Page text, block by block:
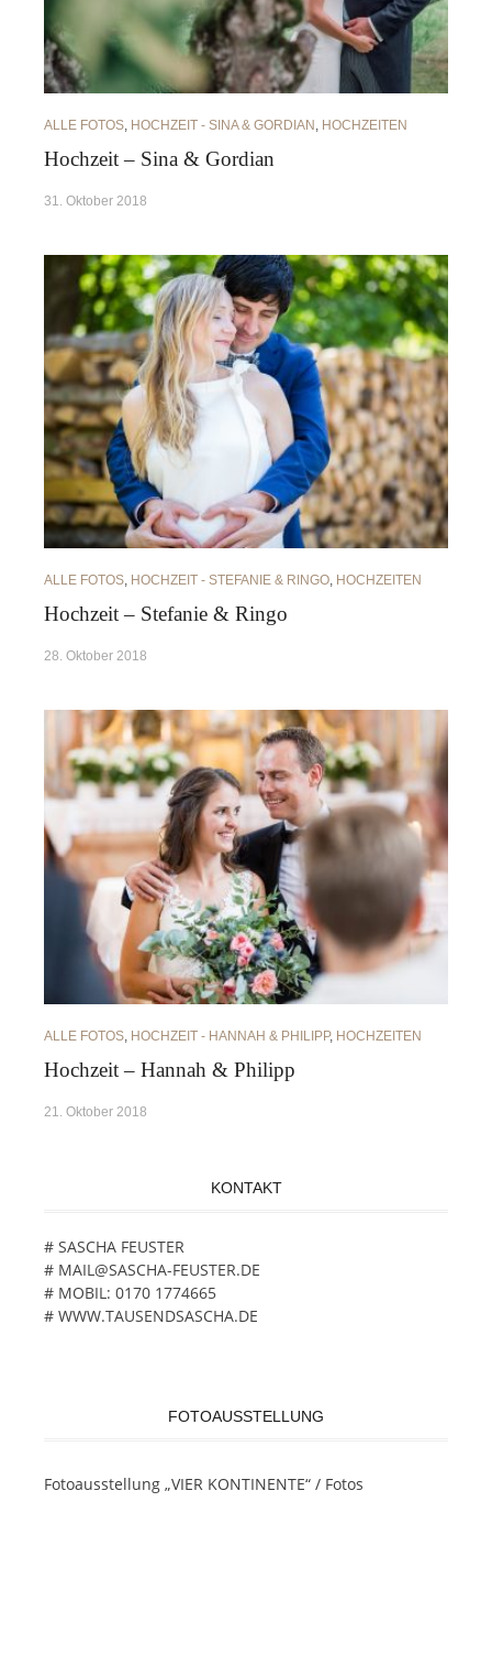
ALLE FOTOS HOCHZEIT - SINA & GORDIAN HOCHZEITEN
Hochzeit – Sina & Gordian
31. Oktober 2018
ALLE FOTOS, HOCHZEIT - STEFANIE & RINGO, HOCHZEITEN
Hochzeit – Stefanie & Ringo
28. Oktober 2018
ALLE FOTOS, HOCHZEIT - HANNAH & PHILIPP, HOCHZEITEN
Hochzeit – Hannah & Philipp
21. Oktober 2018
KONTAKT
# SASCHA FEUSTER
# MAIL@SASCHA-FEUSTER.DE
# MOBIL: 0170 1774665
# WWW.TAUSENDSASCHA.DE
FOTOAUSSTELLUNG
Fotoausstellung „VIER KONTINENTE“ / Fotos